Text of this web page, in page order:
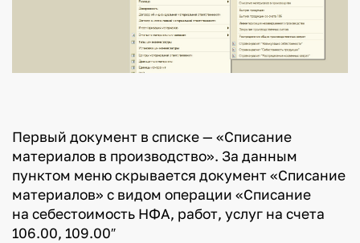
Первый документ в списке — «Списание
материалов в производство». За данным
пунктом меню скрывается документ «Списание
материалов» с видом операции «Списание
на себестоимость НФА, работ, услуг на счета
106.00, 109.00″